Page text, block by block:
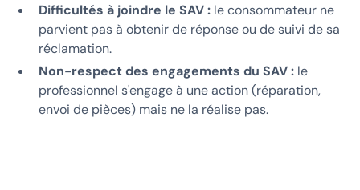
Difficultés à joindre le SAV : le consommateur ne
parvient pas à obtenir de réponse ou de suivi de sa
réclamation.
Non-respect des engagements du SAV : le
professionnel s'engage à une action (réparation,
envoi de pièces) mais ne la réalise pas.